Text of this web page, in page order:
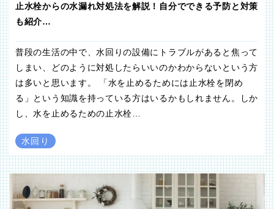
止水栓からの水漏れ対処法を解説！自分でできる予防と対策
も紹介…
普段の生活の中で、水回りの設備にトラブルがあると焦って
しまい、どのように対処したらいいのかわからないという方
は多いと思います。 「水を止めるためには止水栓を閉め
る」という知識を持っている方はいるかもしれません。しか
し、水を止めるための止水栓…
水回り